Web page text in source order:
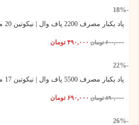
-18%
پاد یکبار مصرف 2200 پاف وال | نیکوتین 20 میلی گرم
۶۰۰,۰۰۰ تومان ۴۹۰,۰۰۰ تومان
-22%
پاد یکبار مصرف 5500 پاف وال | نیکوتین 17 میلی گرم
۸۹۰,۰۰۰ تومان ۶۹۰,۰۰۰ تومان
-26%